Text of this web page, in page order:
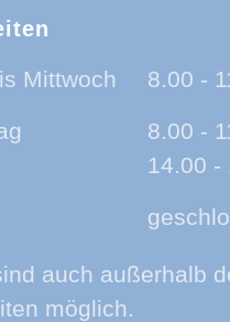
Mittwoch 8.00 -
8.00 -
14.00 -
auch außerhalb
möglich.